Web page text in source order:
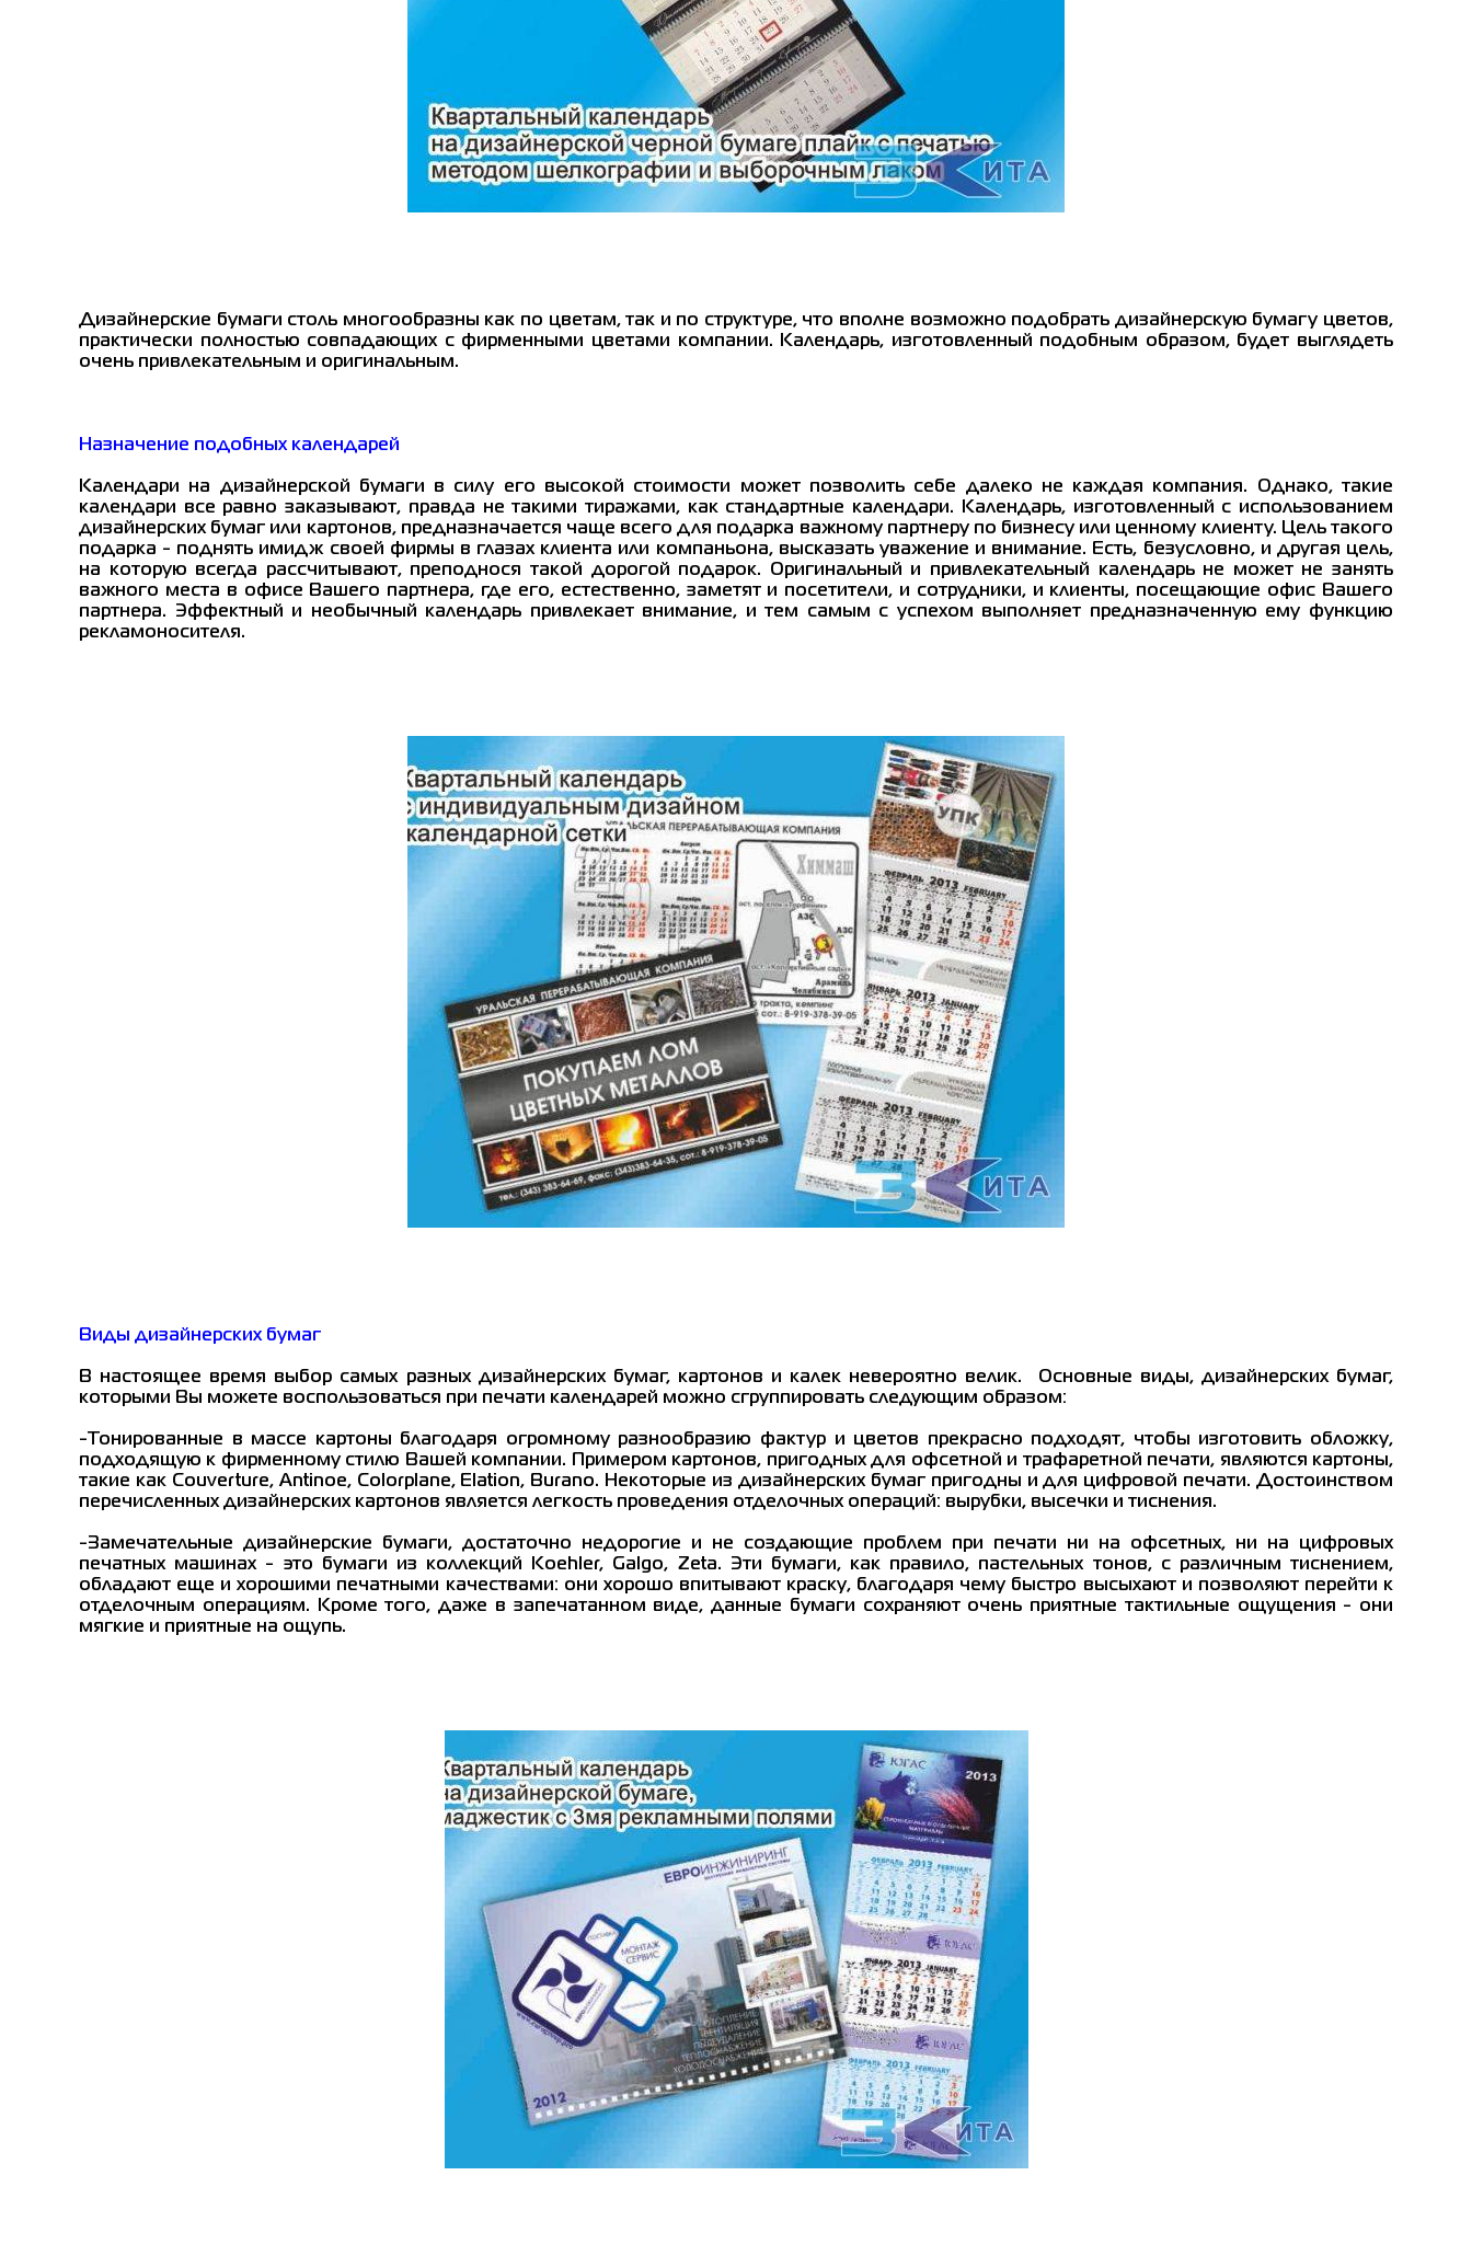
Дизайнерские бумаги столь многообразны как по цветам, так и по структуре, что вполне возможно подобрать дизайнерскую бумагу цветов,
практически полностью совпадающих с фирменными цветами компании. Календарь, изготовленный подобным образом, будет выглядеть
очень привлекательным и оригинальным.
Назначение подобных календарей
Календари на дизайнерской бумаги в силу его высокой стоимости может позволить себе далеко не каждая компания. Однако, такие
календари все равно заказывают, правда не такими тиражами, как стандартные календари. Календарь, изготовленный с использованием
дизайнерских бумаг или картонов, предназначается чаще всего для подарка важному партнеру по бизнесу или ценному клиенту. Цель такого
подарка - поднять имидж своей фирмы в глазах клиента или компаньона, высказать уважение и внимание. Есть, безусловно, и другая цель,
на которую всегда рассчитывают, преподнося такой дорогой подарок. Оригинальный и привлекательный календарь не может не занять
важного места в офисе Вашего партнера, где его, естественно, заметят и посетители, и сотрудники, и клиенты, посещающие офис Вашего
партнера. Эффектный и необычный календарь привлекает внимание, и тем самым с успехом выполняет предназначенную ему функцию
рекламоносителя.
Виды дизайнерских бумаг
В настоящее время выбор самых разных дизайнерских бумаг, картонов и калек невероятно велик. Основные виды, дизайнерских бумаг,
которыми Вы можете воспользоваться при печати календарей можно сгруппировать следующим образом:
-Тонированные в массе картоны благодаря огромному разнообразию фактур и цветов прекрасно подходят, чтобы изготовить обложку,
подходящую к фирменному стилю Вашей компании. Примером картонов, пригодных для офсетной и трафаретной печати, являются картоны,
такие как Couverture, Antinoe, Colorplane, Elation, Burano. Некоторые из дизайнерских бумаг пригодны и для цифровой печати. Достоинством
перечисленных дизайнерских картонов является легкость проведения отделочных операций: вырубки, высечки и тиснения.
-Замечательные дизайнерские бумаги, достаточно недорогие и не создающие проблем при печати ни на офсетных, ни на цифровых
печатных машинах - это бумаги из коллекций Koehler, Galgo, Zeta. Эти бумаги, как правило, пастельных тонов, с различным тиснением,
обладают еще и хорошими печатными качествами: они хорошо впитывают краску, благодаря чему быстро высыхают и позволяют перейти к
отделочным операциям. Кроме того, даже в запечатанном виде, данные бумаги сохраняют очень приятные тактильные ощущения - они
мягкие и приятные на ощупь.